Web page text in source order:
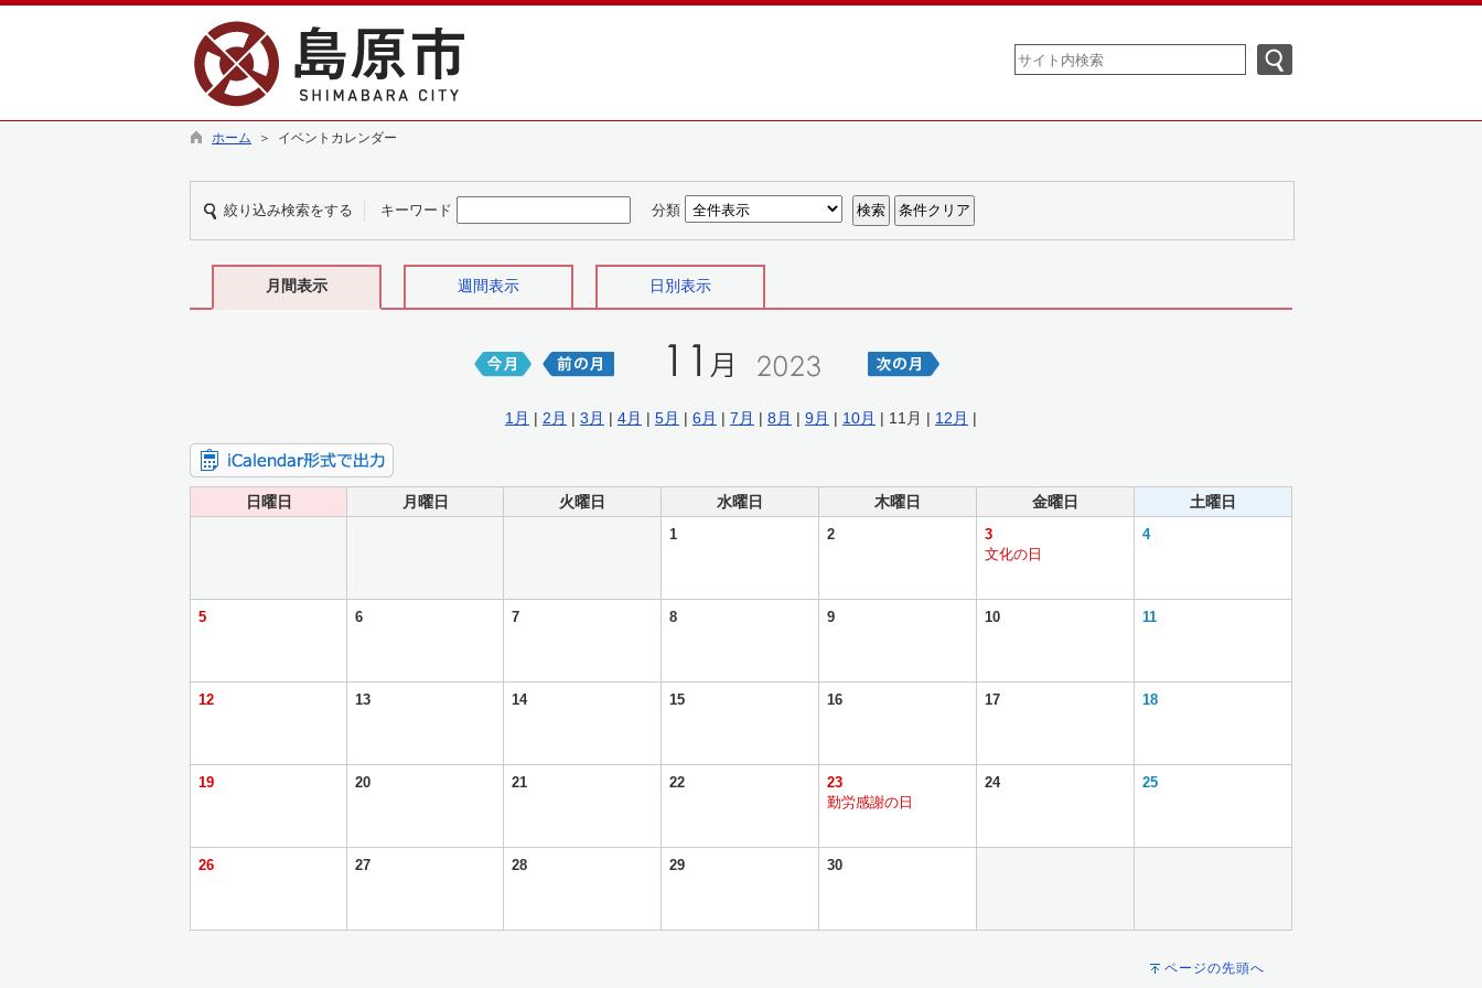
ホーム ＞ イベントカレンダー
絞り込み検索をする キーワード 分類
月間表示 週間表示 日別表示
1月 | 2月 | 3月 | 4月 | 5月 | 6月 | 7月 | 8月 | 9月 | 10月 | 11月 | 12月 |
日曜日 月曜日 火曜日 水曜日 木曜日 金曜日 土曜日
1 2
3
文化の日
4
5 6 7 8 9 10 11
12 13 14 15 16 17 18
19 20 21 22
23
勤労感謝の日
24 25
26 27 28 29 30
ページの先頭へ